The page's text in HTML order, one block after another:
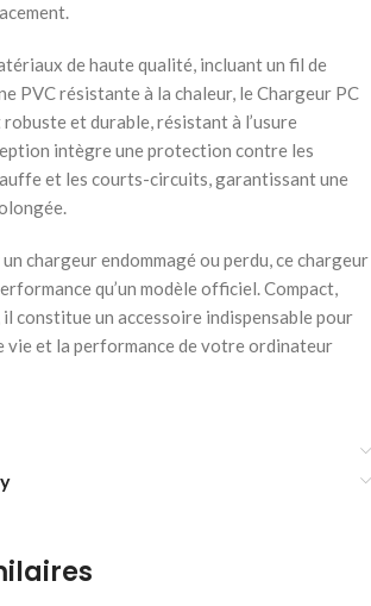
de haute qualité, incluant un fil de
PVC résistante à la chaleur, le Chargeur PC
et durable, résistant à l’usure
intègre une protection contre les
et les courts-circuits, garantissant une
chargeur endommagé ou perdu, ce chargeur
qu’un modèle officiel. Compact,
constitue un accessoire indispensable pour
vie et la performance de votre ordinateur